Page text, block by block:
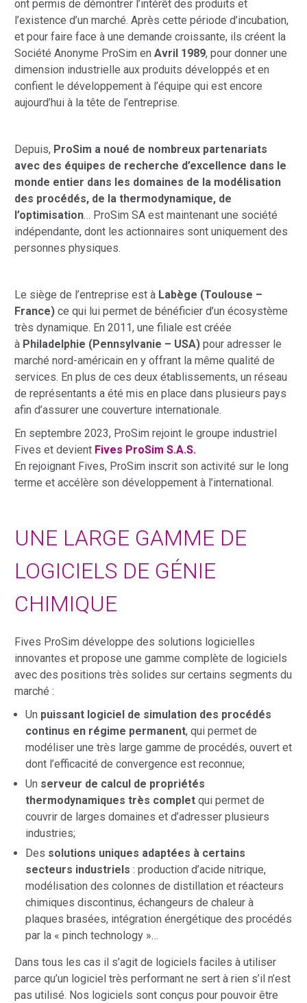
ont permis de démontrer l’intérêt des produits et
l’existence d’un marché. Après cette période d’incubation,
et pour faire face à une demande croissante, ils créent la
Société Anonyme ProSim en Avril 1989, pour donner une
dimension industrielle aux produits développés et en
confient le développement à l’équipe qui est encore
aujourd’hui à la tête de l’entreprise.
Depuis, ProSim a noué de nombreux partenariats
avec des équipes de recherche d’excellence dans le
monde entier dans les domaines de la modélisation
des procédés, de la thermodynamique, de
l’optimisation… ProSim SA est maintenant une société
indépendante, dont les actionnaires sont uniquement des
personnes physiques.
Le siège de l’entreprise est à Labège (Toulouse –
France) ce qui lui permet de bénéficier d’un écosystème
très dynamique. En 2011, une filiale est créée
à Philadelphie (Pennsylvanie – USA) pour adresser le
marché nord-américain en y offrant la même qualité de
services. En plus de ces deux établissements, un réseau
de représentants a été mis en place dans plusieurs pays
afin d’assurer une couverture internationale.
En septembre 2023, ProSim rejoint le groupe industriel
Fives et devient Fives ProSim S.A.S.
En rejoignant Fives, ProSim inscrit son activité sur le long
terme et accélère son développement à l’international.
UNE LARGE GAMME DE
LOGICIELS DE GÉNIE
CHIMIQUE
Fives ProSim développe des solutions logicielles
innovantes et propose une gamme complète de logiciels
avec des positions très solides sur certains segments du
marché :
Un puissant logiciel de simulation des procédés
continus en régime permanent, qui permet de
modéliser une très large gamme de procédés, ouvert et
dont l’efficacité de convergence est reconnue;
Un serveur de calcul de propriétés
thermodynamiques très complet qui permet de
couvrir de larges domaines et d’adresser plusieurs
industries;
Des solutions uniques adaptées à certains
secteurs industriels : production d’acide nitrique,
modélisation des colonnes de distillation et réacteurs
chimiques discontinus, échangeurs de chaleur à
plaques brasées, intégration énergétique des procédés
par la « pinch technology »…
Dans tous les cas il s’agit de logiciels faciles à utiliser
parce qu’un logiciel très performant ne sert à rien s’il n’est
pas utilisé. Nos logiciels sont conçus pour pouvoir être